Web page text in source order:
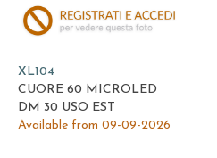
XL104
CUORE 60 MICROLED
DM 30 USO EST
Available from 09-09-2026